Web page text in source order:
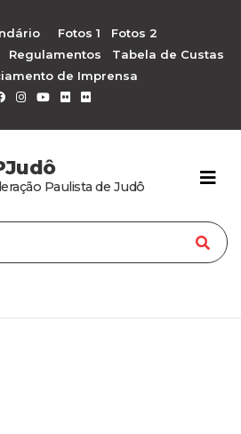
Fotos 1
Fotos 2
Regulamentos
Tabela de Custas
de Imprensa
Paulista de Judô